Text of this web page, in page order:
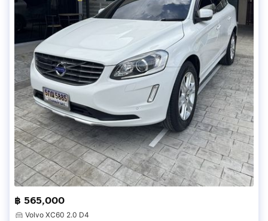
฿ 565,000
Volvo XC60 2.0 D4